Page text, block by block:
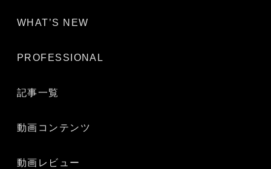
WHAT’S NEW
PROFESSIONAL
記事一覧
動画コンテンツ
動画レビュー